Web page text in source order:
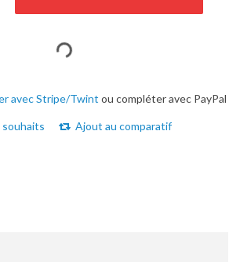
avec Stripe/Twint ou compléter avec PayPal
souhaits Ajout au comparatif